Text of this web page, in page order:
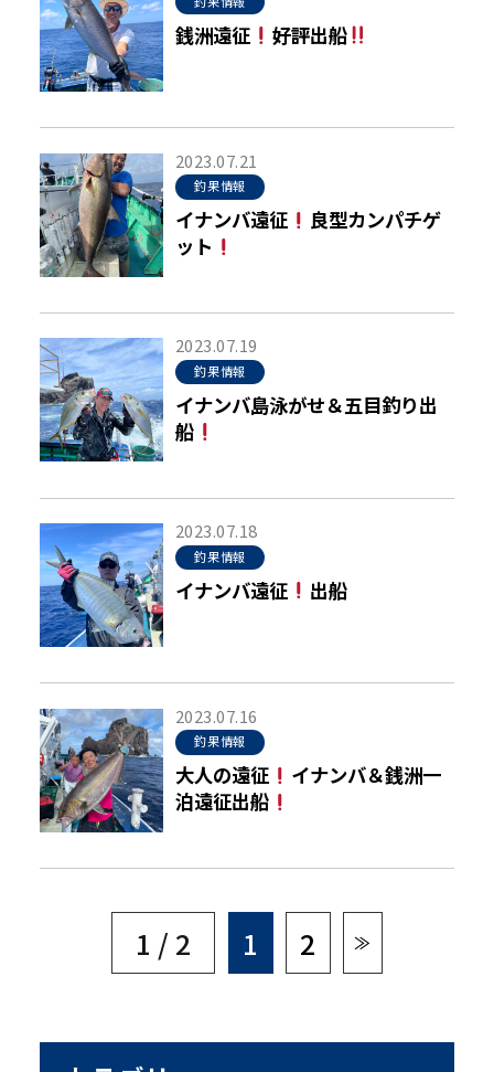
銭洲遠征 好評出船
2023.07.21
釣果情報
イナンバ遠征
良型カンパチゲ
ット
2023.07.19
釣果情報
イナンバ島泳がせ＆五目釣り出
船
2023.07.18
釣果情報
イナンバ遠征 出船
2023.07.16
釣果情報
大人の遠征
イナンバ＆銭洲一
泊遠征出船
1 / 2 1 2 ≫